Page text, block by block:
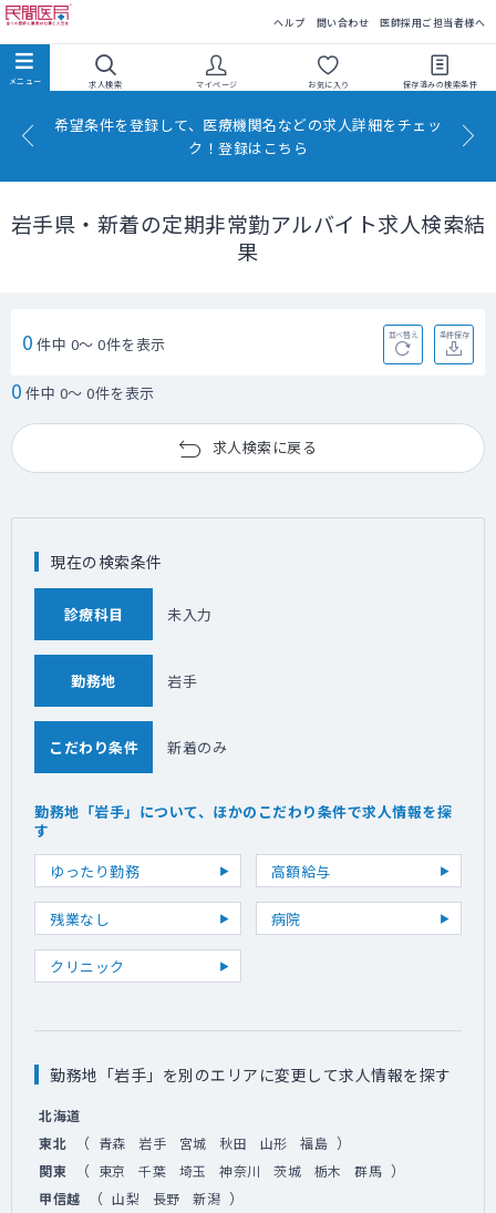
ヘルプ 問い合わせ 医師採用ご担当者様へ
求人検索 マイページ お気に入り 保存済みの検索条件
希望条件を登録して、医療機関名などの求人詳細をチェッ
ク！登録はこちら
岩手県・新着の定期非常勤アルバイト求人検索結
果
0 件中 0～ 0件を表示 並べ替え 条件保存
0 件中 0～ 0件を表示
求人検索に戻る
現在の検索条件
診療科目 未入力
勤務地 岩手
こだわり条件 新着のみ
勤務地「岩手」について、ほかのこだわり条件で求人情報を探
す
ゆったり勤務
高額給与
残業なし 病院
クリニック
勤務地「岩手」を別のエリアに変更して求人情報を探す
北海道
東北
（ 青森 岩手 宮城 秋田 山形 福島 ）
関東 （ 東京 千葉 埼玉 神奈川 茨城 栃木 群馬 ）
甲信越 （ 山梨 長野 新潟 ）